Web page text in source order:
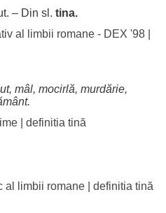
. – Din sl. tina.
al limbii romane - DEX '98|
, mâl, mocirlă, murdărie,
.
| definitia tină
al limbii romane| definitia tină